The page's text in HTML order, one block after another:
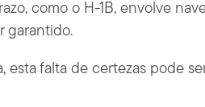
como o H-1B, envolve
garantido.
esta falta de certezas pode